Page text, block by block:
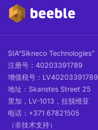
SIA“Sikneco Technologies”
注册号：40203391789
增值税号：LV40203391789
地址：Skanstes Street 25
里加，LV-1013，拉脱维亚
电话：+371 67821505
（非技术支持）